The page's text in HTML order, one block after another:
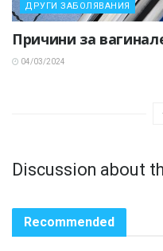
ДРУГИ ЗАБОЛЯВАНИЯ
Причини за
04/03/2024
Discussion about
Recommended